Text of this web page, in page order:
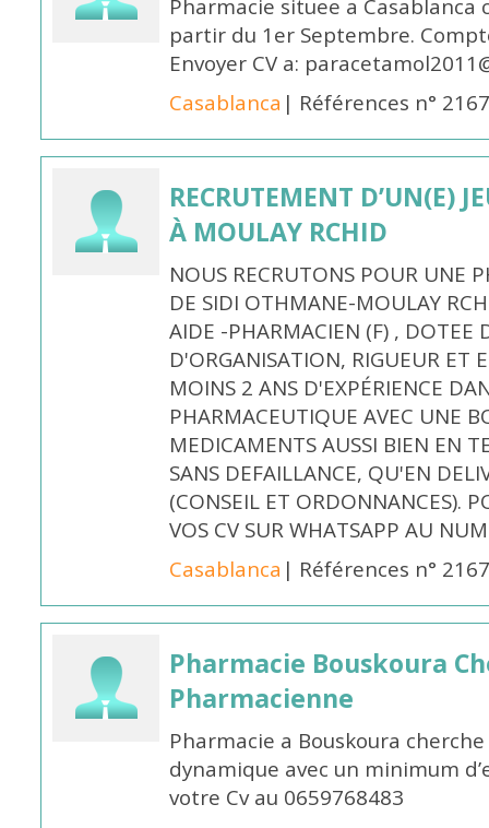
Pharmacie situee a
partir du 1er Septembre.
Envoyer CV a:
Casablanca | Références n°
RECRUTEMENT D’UN(E)
À MOULAY RCHID
NOUS RECRUTONS POUR UNE
DE SIDI OTHMANE-MOULAY
AIDE -PHARMACIEN (F) , DOTEE
D'ORGANISATION, RIGUEUR ET
MOINS 2 ANS D'EXPÉRIENCE
PHARMACEUTIQUE AVEC UNE
MEDICAMENTS AUSSI BIEN EN
SANS DEFAILLANCE, QU'EN
(CONSEIL ET ORDONNANCES).
VOS CV SUR WHATSAPP AU
Casablanca | Références n°
Pharmacie Bouskoura
Pharmacienne
Pharmacie a Bouskoura
dynamique avec un minimum
votre Cv au 0659768483